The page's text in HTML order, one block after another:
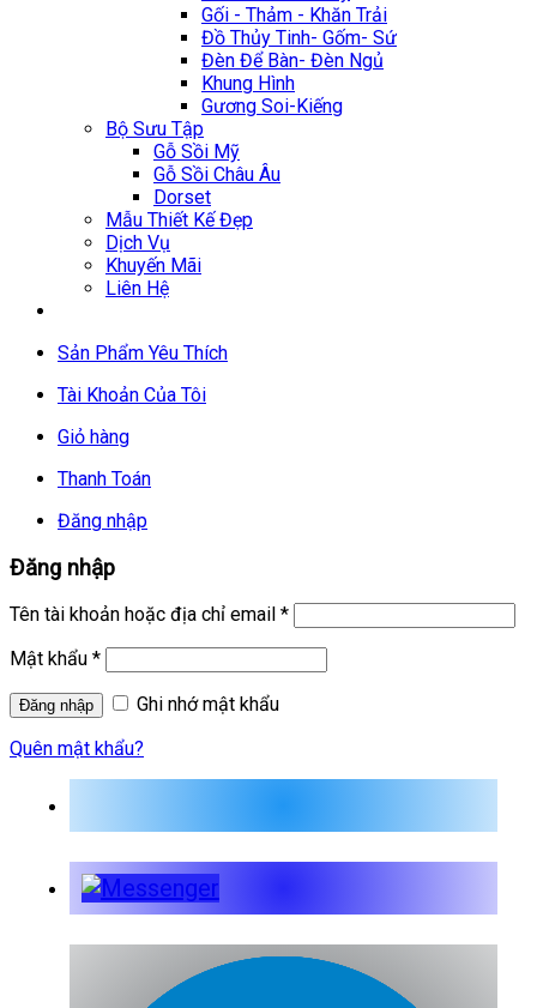
Gối - Thảm - Khăn Trải
Đồ Thủy Tinh- Gốm- Sứ
Đèn Để Bàn- Đèn Ngủ
Khung Hình
Gương Soi-Kiếng
Bộ Sưu Tập
Gỗ Sồi Mỹ
Gỗ Sồi Châu Âu
Dorset
Mẫu Thiết Kế Đẹp
Dịch Vụ
Khuyến Mãi
Liên Hệ
Sản Phẩm Yêu Thích
Tài Khoản Của Tôi
Giỏ hàng
Thanh Toán
Đăng nhập
Đăng nhập
Tên tài khoản hoặc địa chỉ email *
Mật khẩu *
Ghi nhớ mật khẩu
Quên mật khẩu?